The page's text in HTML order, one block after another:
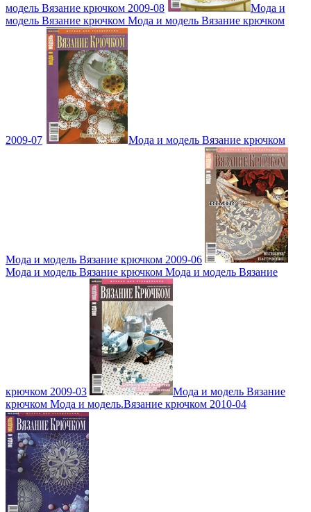
модель Вязание крючком 2009-08
Мода и
модель Вязание крючком Мода и модель Вязание крючком
2009-07 Мода и модель Вязание крючком
Мода и модель Вязание крючком 2009-06
Мода и модель Вязание крючком Мода и модель Вязание
крючком 2009-03
Мода и модель Вязание
крючком Мода и модель.Вязание крючком 2010-04